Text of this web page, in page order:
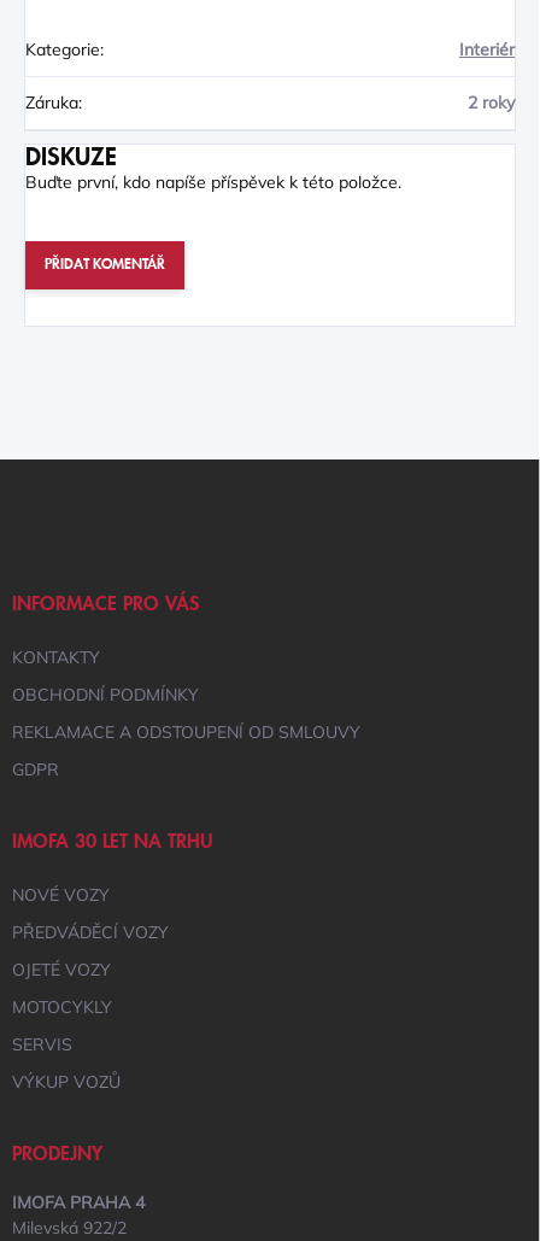
Kategorie: Interiér
Záruka: 2 roky
DISKUZE
Buďte první, kdo napíše příspěvek k této položce.
PŘIDAT KOMENTÁŘ
INFORMACE PRO VÁS
KONTAKTY
OBCHODNÍ PODMÍNKY
REKLAMACE A ODSTOUPENÍ OD SMLOUVY
GDPR
IMOFA 30 LET NA TRHU
NOVÉ VOZY
PŘEDVÁDĚCÍ VOZY
OJETÉ VOZY
MOTOCYKLY
SERVIS
VÝKUP VOZŮ
PRODEJNY
IMOFA PRAHA 4
Milevská 922/2